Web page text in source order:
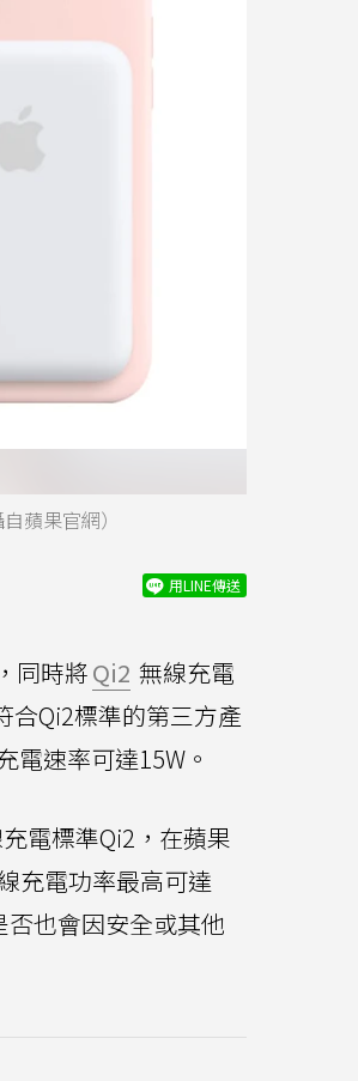
蘋果官網）
用LINE傳送
同時將Qi2 無線充電
合Qi2標準的第三方產
電速率可達15W。
電標準Qi2，在蘋果
充電功率最高可達
也會因安全或其他